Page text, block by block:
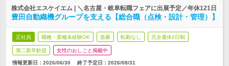
株式会社エスケイエム | ＼名古屋・岐阜転職フェアに出展予定／年休121日
豊田自動織機グループを支える【総合職（点検・設計・管理）】
正社員 職種・業種未経験OK 急募 転勤なし 完全週休2日制
第二新卒歓迎 女性のおしごと掲載中
情報更新日：2026/06/30 終了予定日： 2026/08/31